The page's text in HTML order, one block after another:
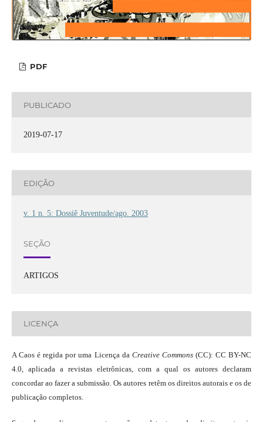
PDF
PUBLICADO
2019-07-17
EDIÇÃO
v. 1 n. 5: Dossiê Juventude/ago. 2003
SEÇÃO
ARTIGOS
LICENÇA
A Caos é regida por uma Licença da Creative Commons(CC): CC BY-NC
4.0, aplicada a revistas eletrônicas, com a qual os autores declaram
concordar ao fazer a submissão. Os autores retêm os direitos autorais e os de
publicação completos.